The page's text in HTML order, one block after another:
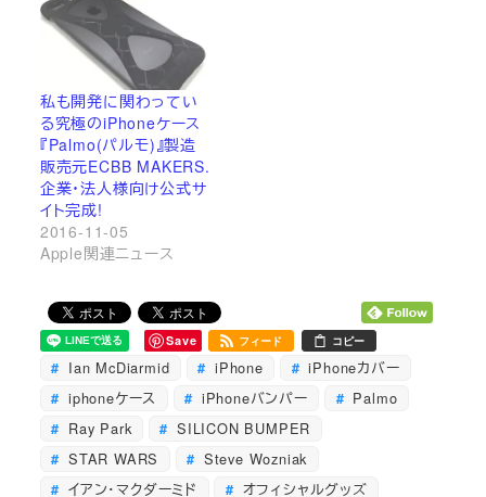
私も開発に関わってい
る究極のiPhoneケース
『Palmo(パルモ)』製造
販売元ECBB MAKERS.
企業・法人様向け公式サ
イト完成!
2016-11-05
Apple関連ニュース
Save フィード コピー
Ian McDiarmid iPhone
iPhoneカバー
iphoneケース
iPhoneバンパー
Palmo
Ray Park
SILICON BUMPER
STAR WARS
Steve Wozniak
イアン・マクダーミド
オフィシャルグッズ